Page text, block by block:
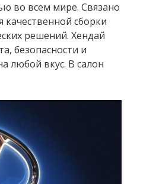
во всем мире. Связано
качественной сборки
решений. Хендай
безопасности и
любой вкус. В салон